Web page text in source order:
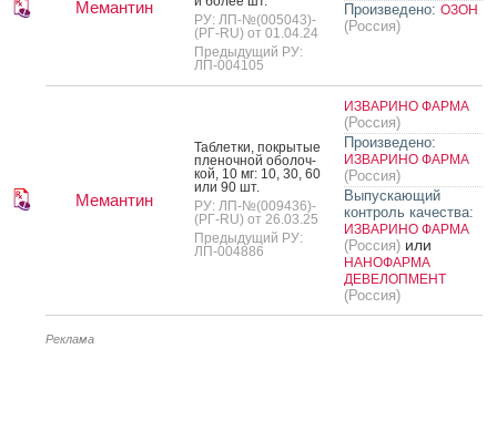
Мемантин
РУ: ЛП-№(005043)-
(РГ-RU) от 01.04.24
Предыдущий РУ:
ЛП-004105
Произведено: ОЗОН
(Россия)
Мемантин
Таб­летки, пок­ры­тые
пле­ноч­ной обо­лоч­
кой, 10 мг: 10, 30, 60
или 90 шт.
РУ: ЛП-№(009436)-
(РГ-RU) от 26.03.25
Предыдущий РУ:
ЛП-004886
ИЗВАРИНО ФАРМА
(Россия)
Произведено:
ИЗВАРИНО ФАРМА
(Россия)
Выпускающий
контроль качества:
ИЗВАРИНО ФАРМА
(Россия) или
НАНОФАРМА
ДЕВЕЛОПМЕНТ
(Россия)
Реклама